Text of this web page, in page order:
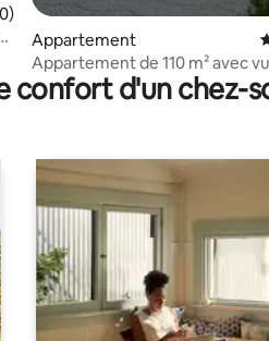
moyenne sur la base de 60
Appartement
Appartement de 110 m² avec
panoramique 3 chambres.
confort d'un chez-